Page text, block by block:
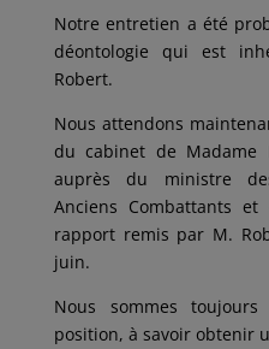
Notre entretien a été
déontologie qui est
Robert.
Nous attendons
du cabinet de Madame
auprès du ministre
Anciens Combattants
rapport remis par M.
juin.
Nous sommes
position, à savoir obtenir